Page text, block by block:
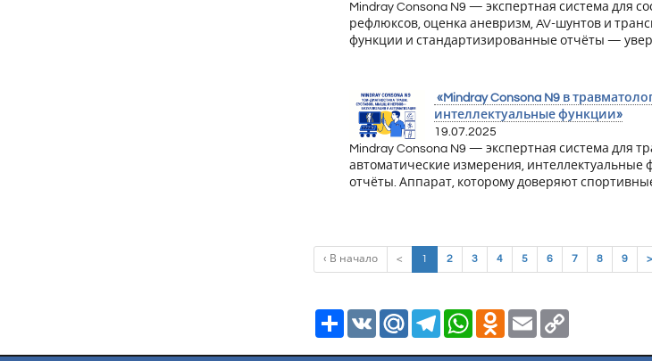
Mindray Consona N9 — экспертная система для
рефлюксов, оценка аневризм, AV-шунтов и
функции и стандартизированные отчёты —
«Mindray Consona N9 в
интеллектуальные функции»
19.07.2025
Mindray Consona N9 — экспертная система для
автоматические измерения, интеллектуальные
отчёты. Аппарат, которому доверяют
‹ В начало < 1 (current)
2 3 4 5 6 7 8 9 >
РесурсVK Mail.Ru TelegramWhatsAppOdnoklassniki
Email